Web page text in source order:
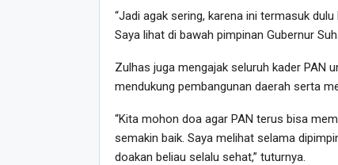
“Jadi agak sering, karena ini termasuk
Saya lihat di bawah pimpinan Gubernur
Zulhas juga mengajak seluruh kader PAN
mendukung pembangunan daerah serta
“Kita mohon doa agar PAN terus bisa
semakin baik. Saya melihat selama
doakan beliau selalu sehat,” tuturnya.